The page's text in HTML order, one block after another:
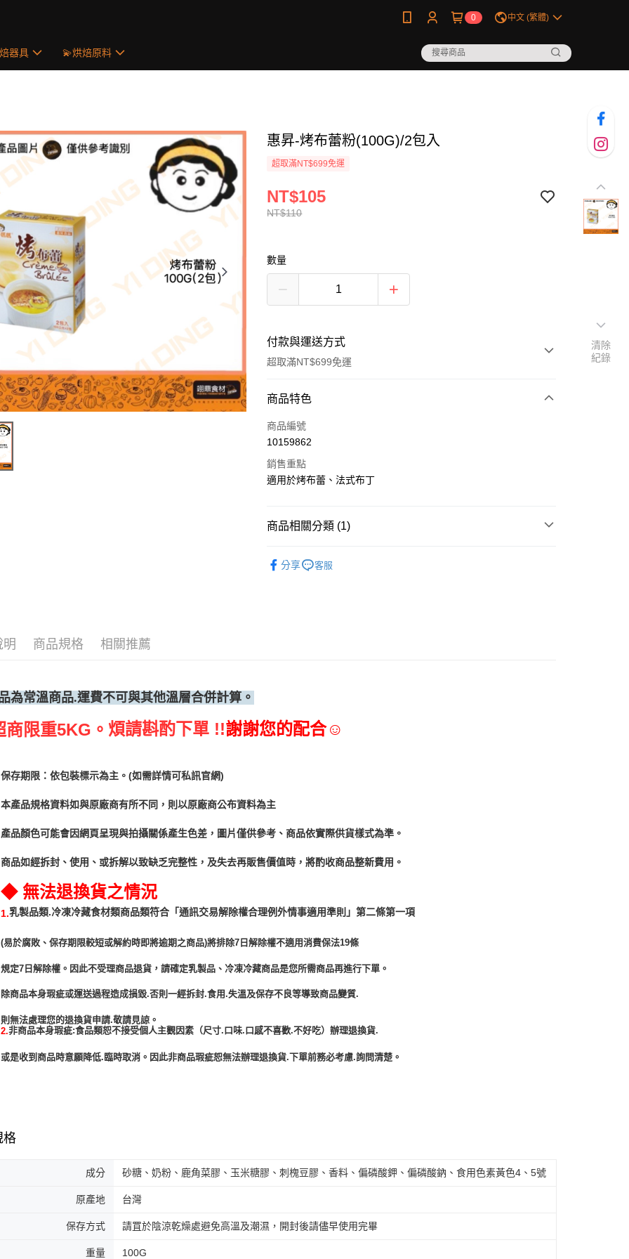
0 中文 (繁體)
器具 💫烘焙原料
惠昇-烤布蕾粉(100G)/2包入
超取滿NT$699免運
NT$110
NT$105
數量
付款與運送方式
超取滿NT$699免運
付款方式
信用卡一次付款
• 付款後全家取貨
• 付款後7-11取貨
商品特色
商品編號
10159862
銷售重點
適用於烤布蕾、法式布丁
商品相關分類 (1)
分享
客服
明 商品規格 相關推薦
為常溫商品.運費不可與其他溫層合併計算。
商限重5KG。 煩請斟酌下單 !!謝謝您的配合☺
保存期限：依包裝標示為主。(如需詳情可私訊官網)
本產品規格資料如與原廠商有所不同，則以原廠商公布資料為主
產品顏色可能會因網頁呈現與拍攝關係產生色差，圖片僅供參考、商品依實際供貨樣式為準。
商品如經拆封、使用、或拆解以致缺乏完整性，及失去再販售價值時，將酌收商品整﻿新費用。
◆ 無法退換貨之情況
1.乳製品類.冷凍冷藏食材類商品類符合 「通訊交易解除權合理例外情事適用準則」第二條第一項
(易於腐敗、保存期限較短或解約時即將逾期之商品)將排除7日解除權不適用消費保法19條
規定7日解除權。因此不受理商品退貨，請確定乳製品、冷凍冷藏商品是您所需商品再進行下單。
除商品本身瑕疵或運送過程造成損毀.否則一經拆封.食用.失溫及保存不良等導致商品變質.
2.非商品本身瑕疵:食品類恕不接受個人主觀因素（尺寸.口味.口感不喜歡.不好吃）辦理退換貨.
或是收到商品時意願降低.臨時取消。因此非商品瑕疵恕無法辦理退換貨.下單前務必考慮.詢問清楚。
格
成分 砂糖、奶粉、鹿角菜膠、玉米糖膠、刺槐豆膠、香料、偏磷酸鉀、偏磷酸鈉、食用色素黃色4、5號
原產地 台灣
保存方式 請罝於陰涼乾燥處避免高溫及潮濕，開封後請儘早使用完畢
重量 100G
清除
紀錄